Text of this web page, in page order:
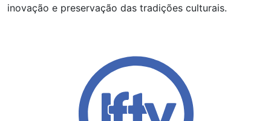
inovação e preservação das tradições culturais.